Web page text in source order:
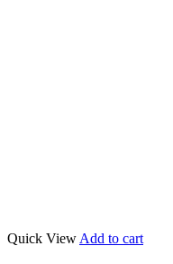
Quick ViewAdd to cart